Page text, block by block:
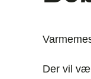
Der vil